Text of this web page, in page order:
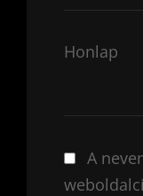
Honlap
A